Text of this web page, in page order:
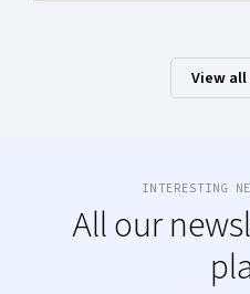
View
INTERESTING
All our